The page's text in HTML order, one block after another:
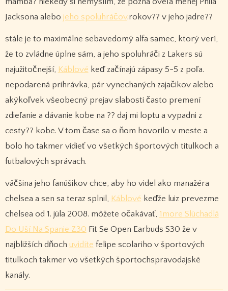
Jacksona alebo jeho spoluhráčov.rokov?? v jeho jadre??
stále je to maximálne sebavedomý alfa samec, ktorý verí,
že to zvládne úplne sám, a jeho spoluhráči z Lakers sú
najužitočnejší, Káblové keď začínajú zápasy 5-5 z poľa.
nepodarená prihrávka, pár vynechaných zajačikov alebo
akýkoľvek všeobecný prejav slabosti často premení
zdieľanie a dávanie kobe na ?? daj mi loptu a vypadni z
cesty?? kobe. V tom čase sa o ňom hovorilo v meste a
bolo ho takmer vidieť vo všetkých športových titulkoch a
futbalových správach.
väčšina jeho fanúšikov chce, aby ho videl ako manažéra
chelsea a sen sa teraz splnil, Káblové keďže luiz prevezme
chelsea od 1. júla 2008. môžete očakávať, 1more Slúchadlá
Do Uší Na Spanie Z30 Fit Se Open Earbuds S30 že v
najbližších dňoch uvidíte felipe scolariho v športových
titulkoch takmer vo všetkých športochspravodajské
kanály.